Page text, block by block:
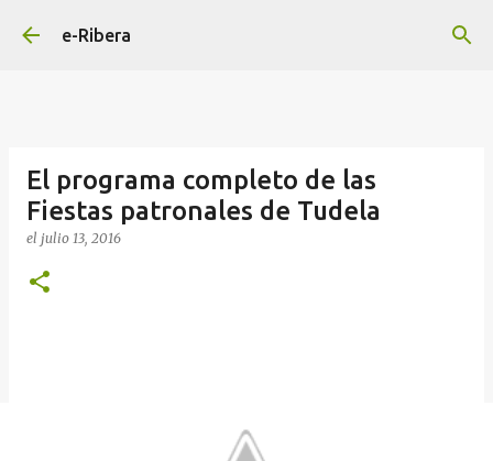
e-Ribera
El programa completo de las
Fiestas patronales de Tudela
el julio 13, 2016